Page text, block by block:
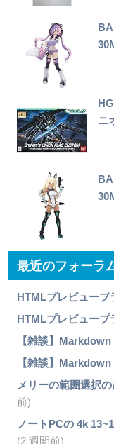
ニ
最近のフォーラ
HTMLプレビュープ
HTMLプレビュープ
【雑談】
【雑談】
メリーの範囲選択
前)
ノートPCの 4k
(2 週間前)